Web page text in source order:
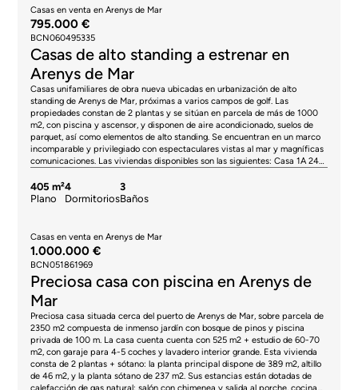
viviendas de obra nueva, será de aplicación el IVA del 10% más el Impuesto
de Actos Jurídicos Documentados (AJD), actualmente en torno al 1,5%.
Asimismo, el precio no incluye los gastos de notaría, registro de la
propiedad y gestoría, que de forma orientativa pueden representar entre
un 1% y un 2% adicional sobre el precio de compraventa. Toda la
información expuesta tiene carácter meramente informativo y se
encuentra sujeta a posibles cambios o errores. La propiedad dispone de
certificado de eficiencia energética y cédula de habitabilidad en vigor, que
serán facilitados a cualquier interesado. Número de registro AICAT 2736,
conforme a la normativa vigente. Los honorarios de intermediación
inmobiliaria serán asumidos por la parte vendedora, según el encargo
suscrito.
Casas en venta en Arenys de Mar
795.000 €
BCN060495335
Casas de alto standing a estrenar en
Arenys de Mar
Casas unifamiliares de obra nueva ubicadas en urbanización de alto
standing de Arenys de Mar, próximas a varios campos de golf. Las
propiedades constan de 2 plantas y se sitúan en parcela de más de 1000
m2, con piscina y ascensor, y disponen de aire acondicionado, suelos de
parquet, así como elementos de alto standing. Se encuentran en un marco
incomparable y privilegiado con espectaculares vistas al mar y magníficas
comunicaciones. Las viviendas disponibles son las siguientes: Casa 1A 246
690.000€ Casa 8C 287 m2 1008 m2 parcela, 825.000€ Casa 14B 357 m2
1013 m2 parcela, 900.000€ * El precio indicado no incluye impuestos ni
cuyos tipos pueden oscilar actualmente entre el 10% y el 13%, en función
del valor del inmueble y de las circunstancias del adquirente, de acuerdo
con la normativa vigente. A título informativo, los tramos generales
aplicables son del 10% para valores hasta 600.000 €, del 11% entre
600.000 € y 900.000 €, del 12% entre 900.000 € y 1.500.000 € y del 13%
para importes superiores a 1.500.000 €, pudiendo variar en función de la
normativa aplicable y de las condiciones particulares del comprador. En
viviendas de obra nueva, será de aplicación el IVA del 10% más el Impuesto
de Actos Jurídicos Documentados (AJD), actualmente en torno al 1,5%.
Asimismo, el precio no incluye los gastos de notaría, registro de la
propiedad y gestoría, que de forma orientativa pueden representar entre
un 1% y un 2% adicional sobre el precio de compraventa. Toda la
información expuesta tiene carácter meramente informativo y se
405 m²
Plano
4
Dormitorios
3
Baños
Casas en venta en Arenys de Mar
1.000.000 €
BCN051861969
Preciosa casa con piscina en Arenys de
Mar
Preciosa casa situada cerca del puerto de Arenys de Mar, sobre parcela de
2350 m2 compuesta de inmenso jardín con bosque de pinos y piscina
privada de 100 m. La casa cuenta cuenta con 525 m2 + estudio de 60-70
m2, con garaje para 4-5 coches y lavadero interior grande. Esta vivienda
consta de 2 plantas + sótano: la planta principal dispone de 389 m2, altillo
de 46 m2, y la planta sótano de 237 m2. Sus estancias están dotadas de